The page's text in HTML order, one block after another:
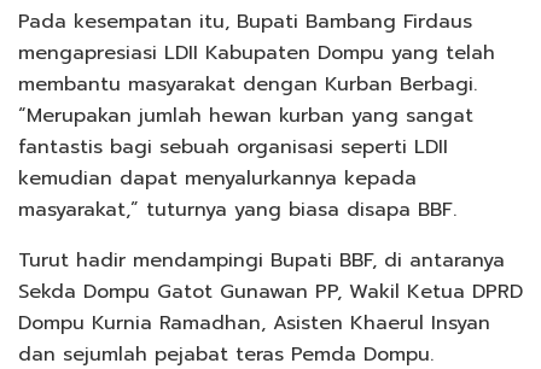
Pada kesempatan itu, Bupati Bambang Firdaus
mengapresiasi LDII Kabupaten Dompu yang telah
membantu masyarakat dengan Kurban Berbagi.
“Merupakan jumlah hewan kurban yang sangat
fantastis bagi sebuah organisasi seperti LDII
kemudian dapat menyalurkannya kepada
masyarakat,” tuturnya yang biasa disapa BBF.
Turut hadir mendampingi Bupati BBF, di antaranya
Sekda Dompu Gatot Gunawan PP, Wakil Ketua DPRD
Dompu Kurnia Ramadhan, Asisten Khaerul Insyan
dan sejumlah pejabat teras Pemda Dompu.